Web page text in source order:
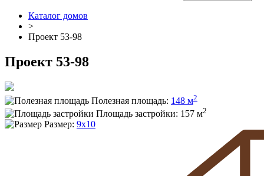
Каталог домов
>
Проект 53-98
Проект 53-98
Полезная площадь: 148 м2
Площадь застройки: 157 м2
Размер: 9x10